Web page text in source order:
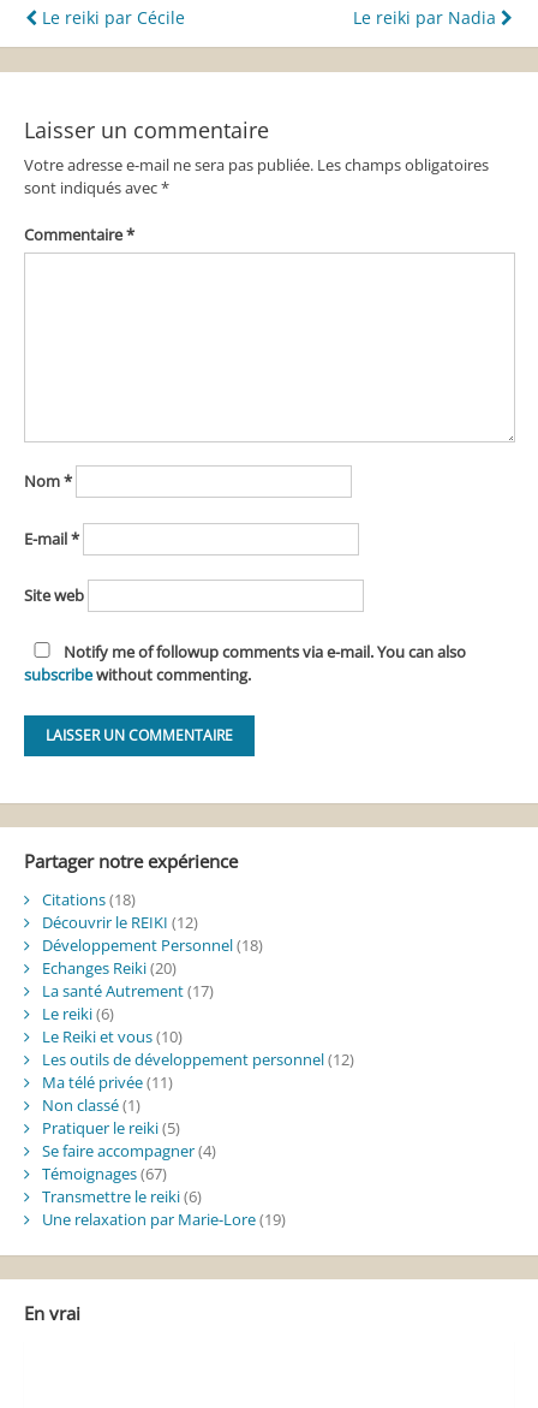
Navigation
de
Le reiki par Cécile Le reiki par Nadia
Laisser un commentaire
Votre adresse e-mail ne sera pas publiée. Les champs obligatoires
sont indiqués avec*
Commentaire*
Nom*
E-mail*
Site web
Notify me of followup comments via e-mail. You can also
subscribewithout commenting.
Partager notre expérience
Citations(18)
Découvrir le REIKI (12)
Développement Personnel(18)
Echanges Reiki(20)
La santé Autrement(17)
Le reiki(6)
Le Reiki et vous(10)
Les outils de développement personnel(12)
Ma télé privée(11)
Non classé(1)
Pratiquer le reiki(5)
Se faire accompagner(4)
Témoignages(67)
Transmettre le reiki(6)
Une relaxation par Marie-Lore(19)
En vrai